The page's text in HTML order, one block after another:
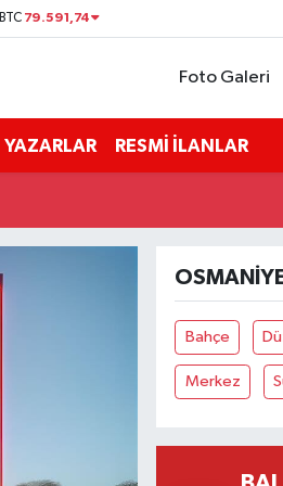
BTC 79.591,74
Foto Galeri
YAZARLAR RESMİ İLANLAR
Bahçe
Merkez